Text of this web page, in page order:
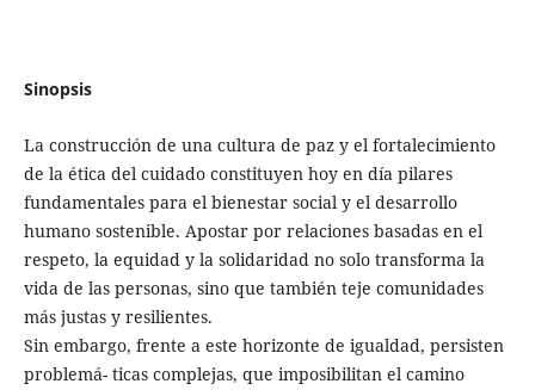
Sinopsis
La construcción de una cultura de paz y el fortalecimiento
de la ética del cuidado constituyen hoy en día pilares
fundamentales para el bienestar social y el desarrollo
humano sostenible. Apostar por relaciones basadas en el
respeto, la equidad y la solidaridad no solo transforma la
vida de las personas, sino que también teje comunidades
más justas y resilientes.
Sin embargo, frente a este horizonte de igualdad, persisten
problemá- ticas complejas, que imposibilitan el camino